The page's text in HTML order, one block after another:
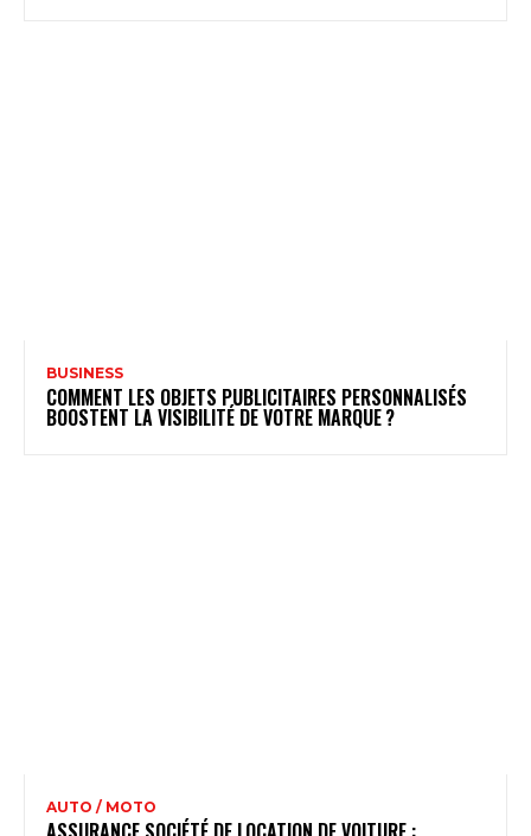
BUSINESS
COMMENT LES OBJETS PUBLICITAIRES PERSONNALISÉS
BOOSTENT LA VISIBILITÉ DE VOTRE MARQUE ?
AUTO / MOTO